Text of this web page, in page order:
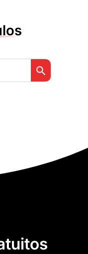
Botón de